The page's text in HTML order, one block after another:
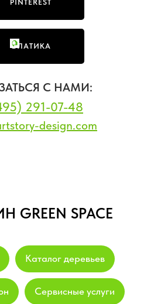
PINTEREST
ФЛАТИКА
С НАМИ:
291-07-48
design.com
GREEN SPACE
Каталог деревьев
Сервисные услуги